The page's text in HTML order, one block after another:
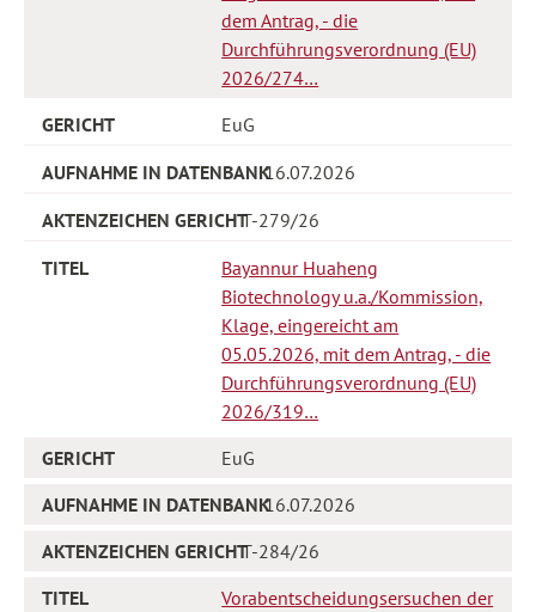
dem Antrag, - die
Durchführungsverordnung (EU)
2026/274…
EuG
16.07.2026
T-279/26
Bayannur Huaheng
Biotechnology u.a./Kommission,
Klage, eingereicht am
05.05.2026, mit dem Antrag, - die
Durchführungsverordnung (EU)
2026/319…
EuG
16.07.2026
T-284/26
Vorabentscheidungsersuchen der